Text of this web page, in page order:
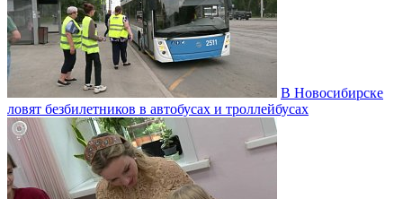
В Новосибирске
ловят безбилетников в автобусах и троллейбусах